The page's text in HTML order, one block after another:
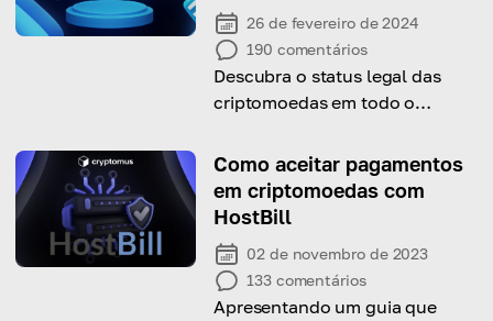
26 de fevereiro de 2024
190 comentários
Descubra o status legal das
criptomoedas em todo o
para garantir a conformidade
legal nas operações com
criptomoedas
Como aceitar pagamentos
em criptomoedas com
HostBill
02 de novembro de 2023
133 comentários
Apresentando um guia que